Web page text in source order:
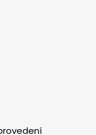
hvězdiček.